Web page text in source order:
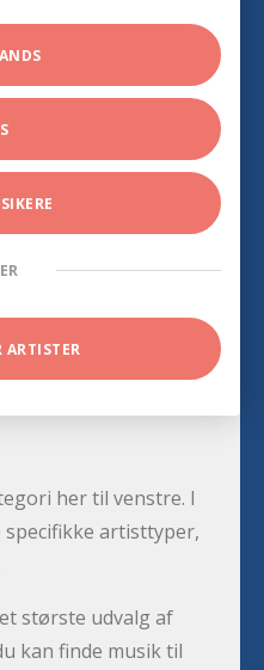
ARTISTER
her til venstre. I
artisttyper,
største udvalg af
kan finde musik til